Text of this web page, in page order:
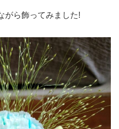
がら飾ってみました!